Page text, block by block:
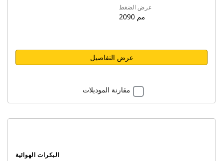
عرض الضغط
2090 مم
عرض التفاصيل
مقارنة الموديلات
البكرات الهوائية